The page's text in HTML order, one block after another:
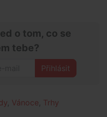
o tom, co se
tebe?
Přihlásit
, Vánoce, Trhy